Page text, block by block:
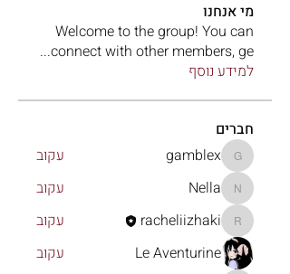
מי אנחנו
Welcome to the group! You can
connect with other members, ge
...
למידע נוסף
חברים
gamblex
gamblex עקוב
Nella
Nella עקוב
racheliizhaki
racheliizhaki
עקוב
Le Aventurine
עקוב